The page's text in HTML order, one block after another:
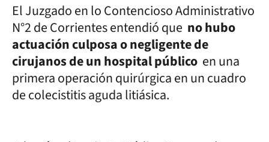
El Juzgado en lo Contencioso Administrativo
N°2 de Corrientes entendió que no hubo
actuación culposa o negligente de
cirujanos de un hospital público en una
primera operación quirúrgica en un cuadro
de colecistitis aguda litiásica.